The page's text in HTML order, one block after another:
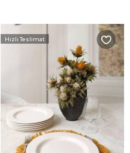
Hızlı Teslimat